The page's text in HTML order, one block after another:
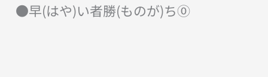
●早(はや)い者勝(ものが)ち⓪